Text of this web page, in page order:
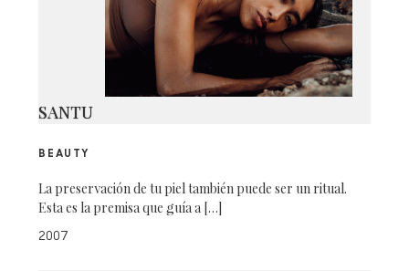
SANTU
BEAUTY
La preservación de tu piel también puede ser un ritual.
Esta es la premisa que guía a […]
2007